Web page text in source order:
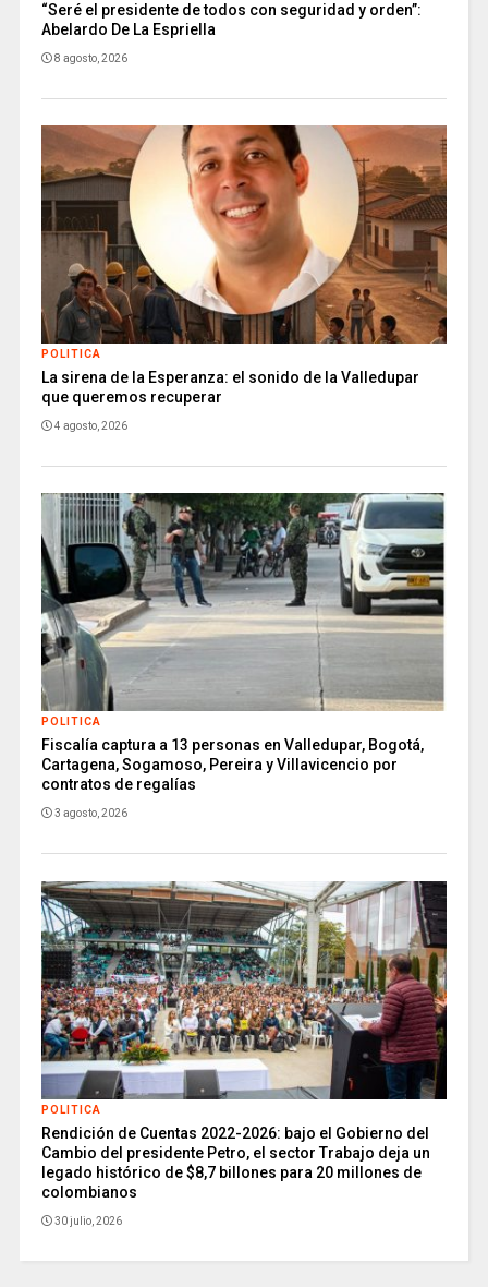
“Seré el presidente de todos con seguridad y orden”:
Abelardo De La Espriella
8 agosto, 2026
POLITICA
La sirena de la Esperanza: el sonido de la Valledupar
que queremos recuperar
4 agosto, 2026
POLITICA
Fiscalía captura a 13 personas en Valledupar, Bogotá,
Cartagena, Sogamoso, Pereira y Villavicencio por
contratos de regalías
3 agosto, 2026
POLITICA
Rendición de Cuentas 2022-2026: bajo el Gobierno del
Cambio del presidente Petro, el sector Trabajo deja un
legado histórico de $8,7 billones para 20 millones de
colombianos
30 julio, 2026